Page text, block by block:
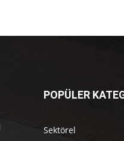
POPÜLER
Sektörel